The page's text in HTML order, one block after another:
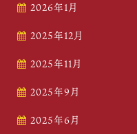
2026年1月
2025年12月
2025年11月
2025年9月
2025年6月